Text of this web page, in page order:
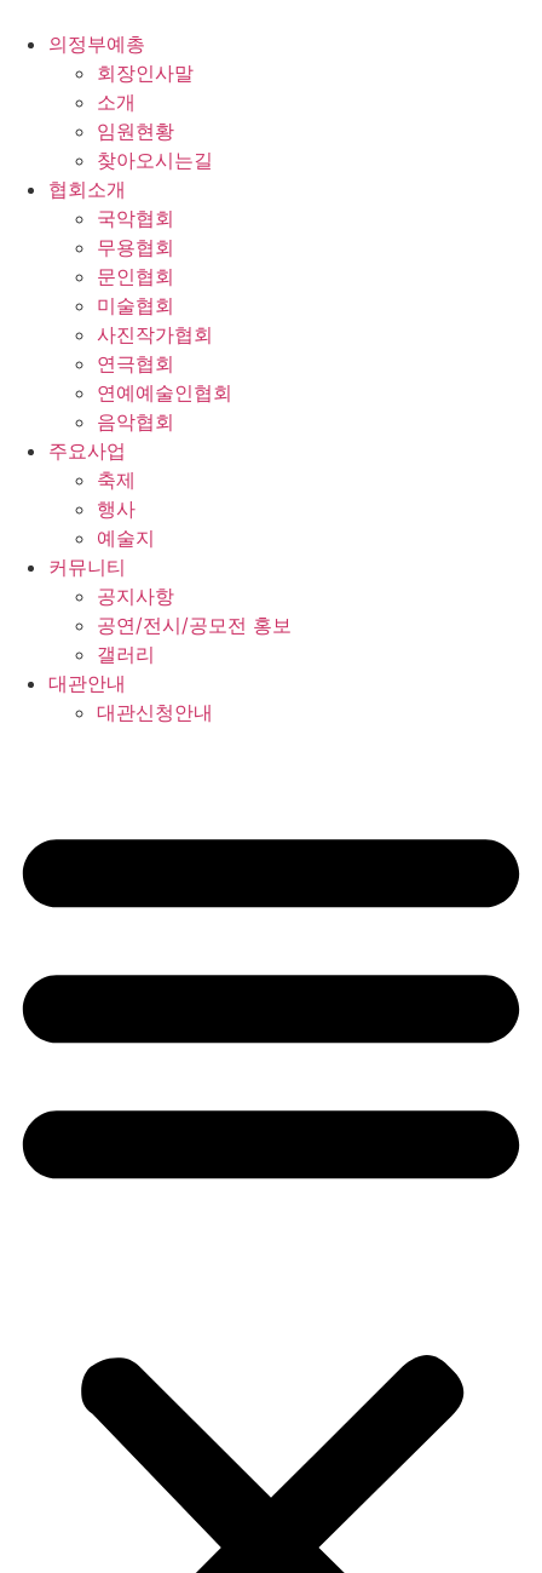
의정부예총
회장인사말
소개
임원현황
찾아오시는길
협회소개
국악협회
무용협회
문인협회
미술협회
사진작가협회
연극협회
연예예술인협회
음악협회
주요사업
축제
행사
예술지
커뮤니티
공지사항
공연/전시/공모전 홍보
갤러리
대관안내
대관신청안내